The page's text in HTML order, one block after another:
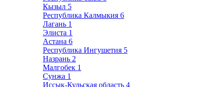
Кызыл 5
Республика Калмыкия 6
Лагань 1
Элиста 1
Астана 6
Республика Ингушетия 5
Назрань 2
Малгобек 1
Сунжа 1
Иссык-Кульская область 4